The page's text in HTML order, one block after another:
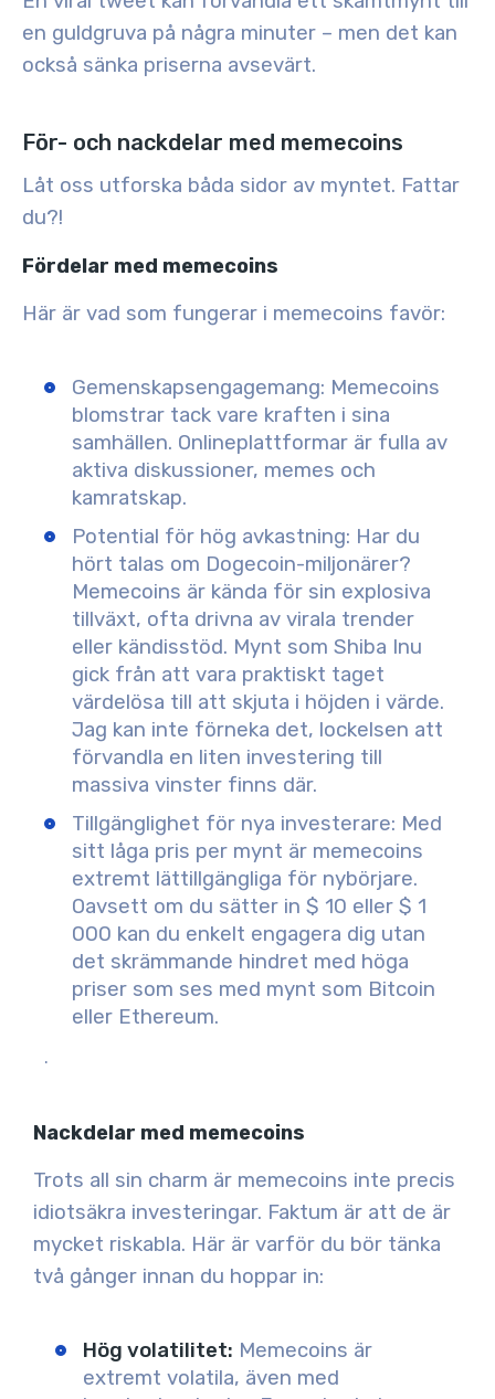
en guldgruva på några minuter – men det kan
också sänka priserna avsevärt.
För- och nackdelar med memecoins
Låt oss utforska båda sidor av myntet. Fattar
du?!
Fördelar med memecoins
Här är vad som fungerar i memecoins favör:
Gemenskapsengagemang: Memecoins
blomstrar tack vare kraften i sina
samhällen. Onlineplattformar är fulla av
aktiva diskussioner, memes och
kamratskap.
Potential för hög avkastning: Har du
hört talas om Dogecoin-miljonärer?
Memecoins är kända för sin explosiva
tillväxt, ofta drivna av virala trender
eller kändisstöd. Mynt som Shiba Inu
gick från att vara praktiskt taget
värdelösa till att skjuta i höjden i värde.
Jag kan inte förneka det, lockelsen att
förvandla en liten investering till
massiva vinster finns där.
Tillgänglighet för nya investerare: Med
sitt låga pris per mynt är memecoins
extremt lättillgängliga för nybörjare.
Oavsett om du sätter in $ 10 eller $ 1
000 kan du enkelt engagera dig utan
det skrämmande hindret med höga
priser som ses med mynt som Bitcoin
eller Ethereum.
.
Nackdelar med memecoins
Trots all sin charm är memecoins inte precis
idiotsäkra investeringar. Faktum är att de är
mycket riskabla. Här är varför du bör tänka
två gånger innan du hoppar in:
Hög volatilitet: Memecoins är
extremt volatila, även med